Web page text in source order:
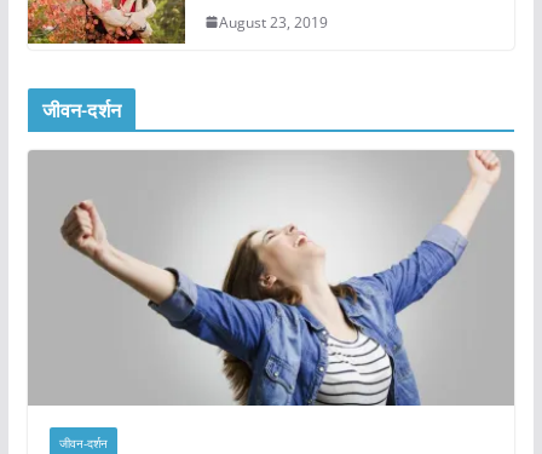
August 23, 2019
जीवन-दर्शन
जीवन-दर्शन